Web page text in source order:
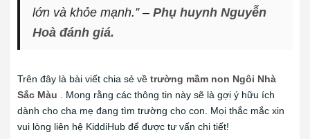
lớn và khỏe mạnh.” – Phụ huynh Nguyễn
Hoà đánh giá.
Trên đây là bài viết chia sẻ về trường mầm non Ngôi Nhà
Sắc Màu
. Mong rằng các thông tin này sẽ là gợi ý hữu ích
dành cho cha mẹ đang tìm trường cho con. Mọi thắc mắc xin
vui lòng liên hệ KiddiHub để được tư vấn chi tiết!